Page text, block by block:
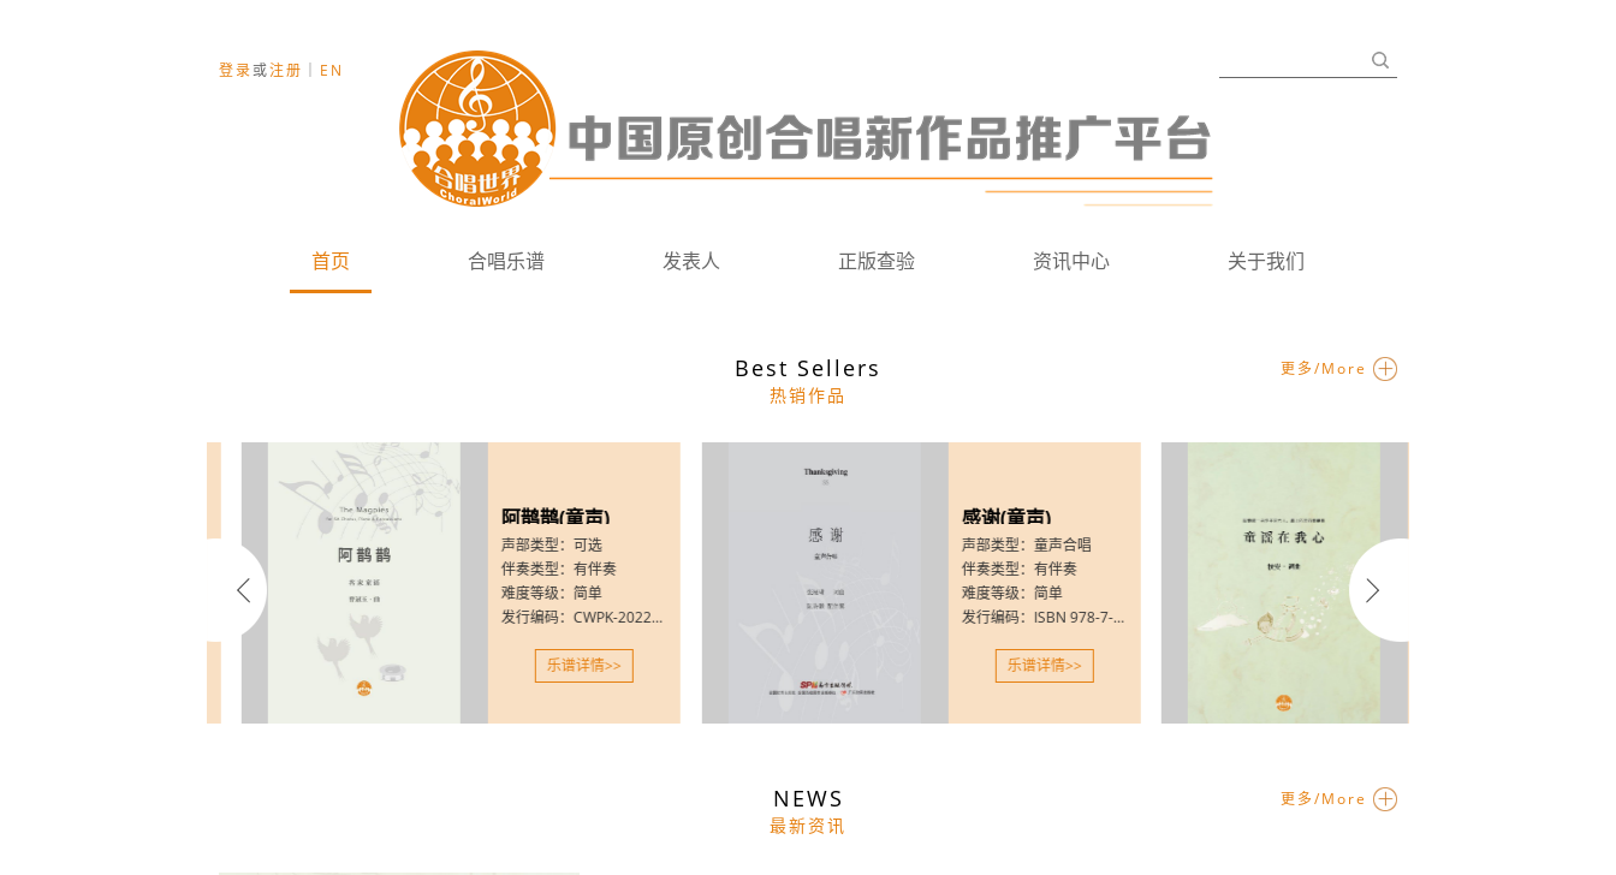
登录或注册 EN
首页 合唱乐谱 发表人 正版查验 资讯中心 关于我们
Best Sellers
热销作品
更多/More
阿鹊鹊(童声)
声部类型：可选
伴奏类型：有伴奏
难度等级：简单
发行编码：CWPK-202205
乐谱详情>>
感谢(童声)
声部类型：童声合唱
伴奏类型：有伴奏
难度等级：简单
发行编码：ISBN 978-7-5548-2279-1 (24)
乐谱详情>>
声部类型：同声合唱
NEWS
最新资讯
更多/More